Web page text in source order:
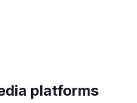
platforms